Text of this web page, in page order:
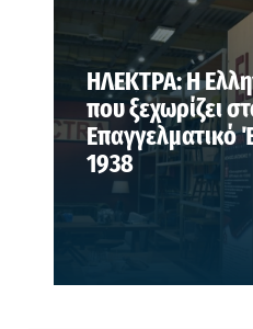
ΗΛΕΚΤΡΑ: Η
που ξεχωρίζει
Επαγγελματικό
1938